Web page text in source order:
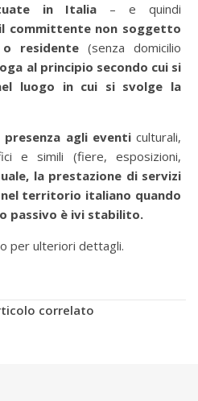
in Italia – e quindi
committente non soggetto
residente (senza domicilio
al principio secondo cui si
luogo in cui si svolge la
presenza agli eventiculturali,
e simili (fiere, esposizioni,
la prestazione di servizi
territorio italiano quando
passivo è ivi stabilito.
per ulteriori dettagli.
correlato